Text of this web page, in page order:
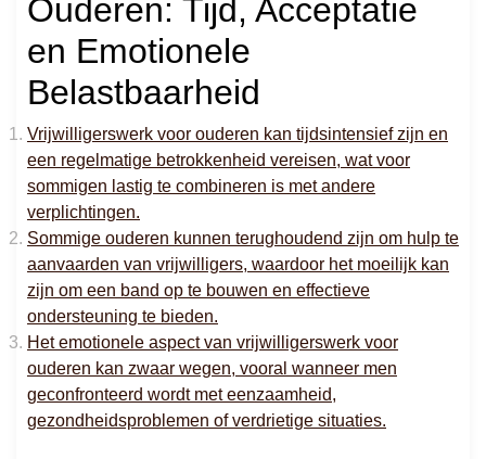
Ouderen: Tijd, Acceptatie
en Emotionele
Belastbaarheid
Vrijwilligerswerk voor ouderen kan tijdsintensief zijn en
een regelmatige betrokkenheid vereisen, wat voor
sommigen lastig te combineren is met andere
verplichtingen.
Sommige ouderen kunnen terughoudend zijn om hulp te
aanvaarden van vrijwilligers, waardoor het moeilijk kan
zijn om een band op te bouwen en effectieve
ondersteuning te bieden.
Het emotionele aspect van vrijwilligerswerk voor
ouderen kan zwaar wegen, vooral wanneer men
geconfronteerd wordt met eenzaamheid,
gezondheidsproblemen of verdrietige situaties.